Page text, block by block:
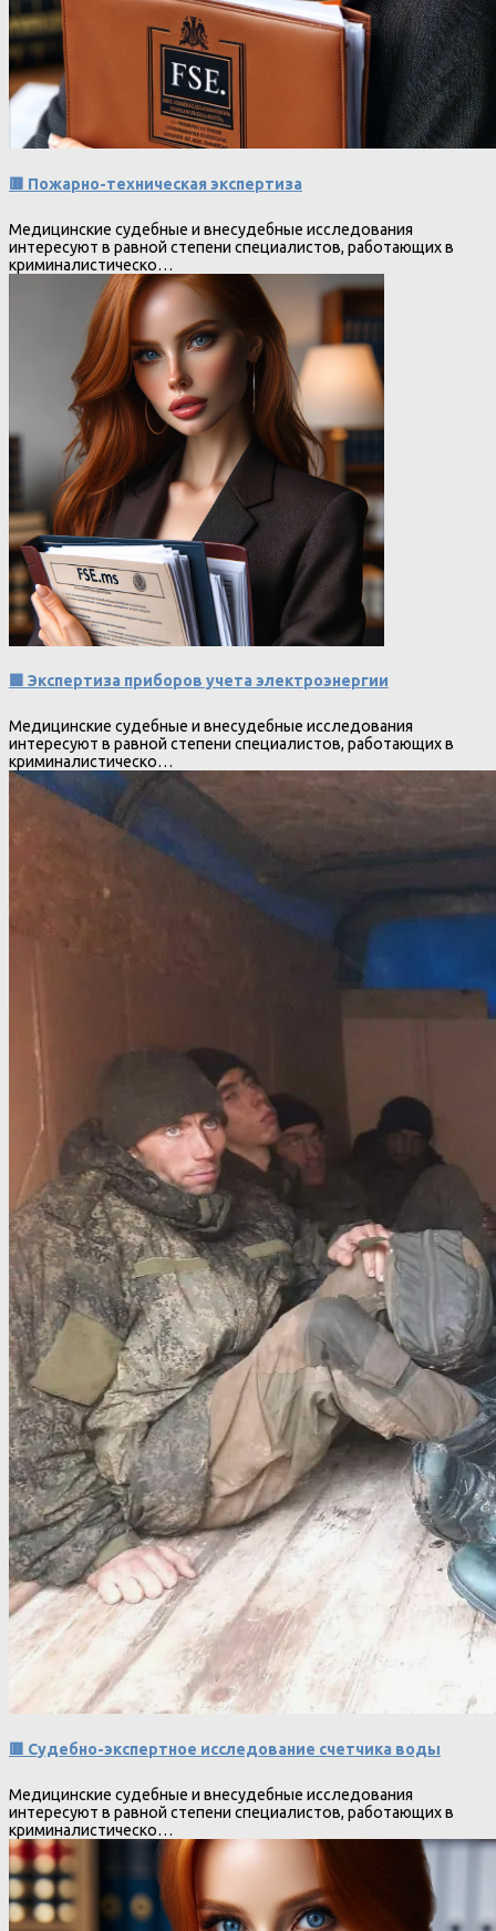
🟥 Пожарно-техническая экспертиза
Медицинские судебные и внесудебные исследования
интересуют в равной степени специалистов, работающих в
криминалистическо…
🟩 Экспертиза приборов учета электроэнергии
Медицинские судебные и внесудебные исследования
интересуют в равной степени специалистов, работающих в
криминалистическо…
🟥 Судебно-экспертное исследование счетчика воды
Медицинские судебные и внесудебные исследования
интересуют в равной степени специалистов, работающих в
криминалистическо…